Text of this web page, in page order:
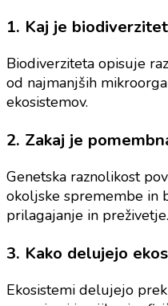
1. Kaj je
Biodiverziteta opisuje
od najmanjših
ekosistemov.
2. Zakaj je
Genetska raznolikost
okoljske spremembe in
prilagajanje in preživetje.
3. Kako delujejo
Ekosistemi delujejo